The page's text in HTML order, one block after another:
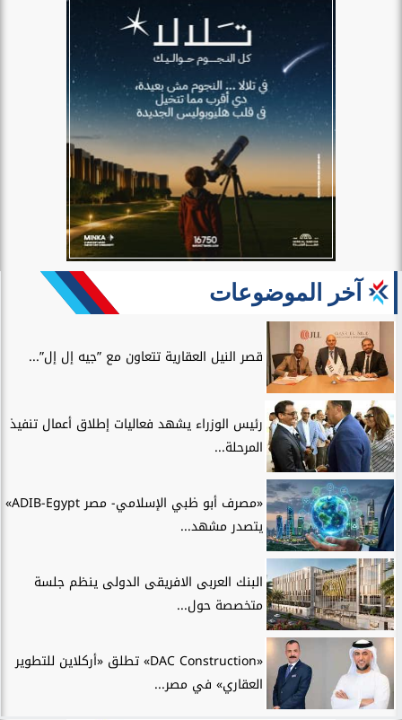
آخر الموضوعات
قصر النيل العقارية تتعاون مع ”جيه إل إل”...
رئيس الوزراء يشهد فعاليات إطلاق أعمال تنفيذ
المرحلة...
«مصرف أبو ظبي الإسلامي- مصر ADIB-Egypt»
يتصدر مشهد...
البنك العربى الافريقى الدولى ينظم جلسة
متخصصة حول...
«DAC Construction» تطلق «أركلاين للتطوير
العقاري» في مصر...